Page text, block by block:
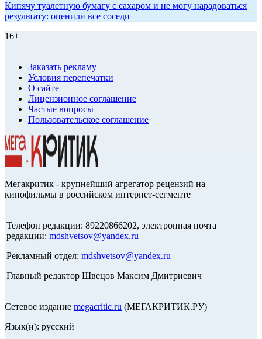
Кипячу туалетную бумагу с сахаром и не могу нарадоваться
результату: оценили все соседи
16+
Заказать рекламу
Условия перепечатки
О сайте
Лицензионное соглашение
Частые вопросы
Пользовательское соглашение
Мегакритик - крупнейший агрегатор рецензий на
кинофильмы в российском интернет-сегменте
Телефон редакции: 89220866202, электронная почта
редакции: mdshvetsov@yandex.ru
Рекламный отдел: mdshvetsov@yandex.ru
Главный редактор Швецов Максим Дмитриевич
Сетевое издание megacritic.ru (МЕГАКРИТИК.РУ)
Язык(и): русский